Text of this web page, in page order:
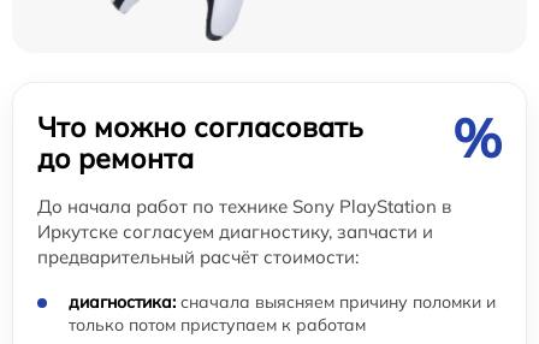
Что можно согласовать
до ремонта
%
До начала работ по технике Sony PlayStation в
Иркутске согласуем диагностику, запчасти и
предварительный расчёт стоимости:
диагностика: сначала выясняем причину поломки и
только потом приступаем к работам